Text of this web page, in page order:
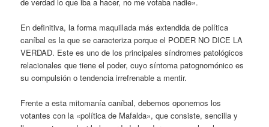
En definitiva, la forma maquillada más extendida de política
caníbal es la que se caracteriza porque el PODER NO DICE LA
VERDAD. Este es uno de los principales síndromes patológicos
relacionales que tiene el poder, cuyo síntoma patognomónico es
su compulsión o tendencia irrefrenable a mentir.
Frente a esta mitomanía caníbal, debemos oponernos los
votantes con la «política de Mafalda», que consiste, sencilla y